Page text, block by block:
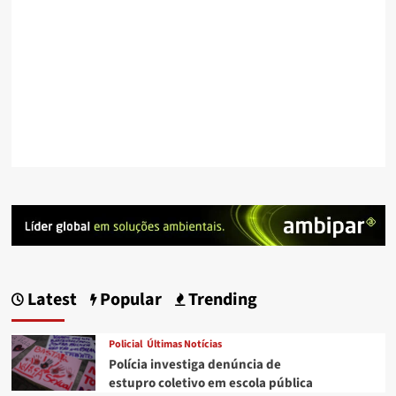
Latest Popular Trending
Policial Últimas Notícias
Polícia investiga denúncia de
estupro coletivo em escola pública